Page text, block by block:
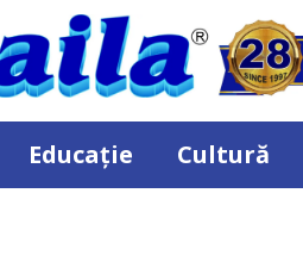
Educație Cultură